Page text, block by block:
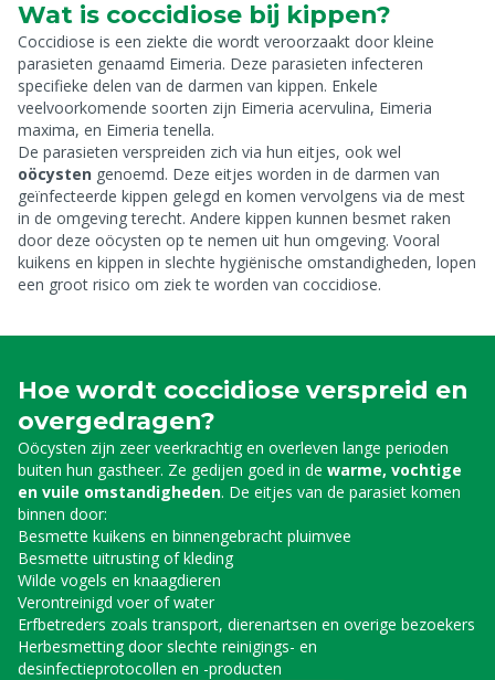
Wat is coccidiose bij kippen?
Coccidiose is een ziekte die wordt veroorzaakt door kleine
parasieten genaamd Eimeria. Deze parasieten infecteren
specifieke delen van de darmen van kippen. Enkele
veelvoorkomende soorten zijn Eimeria acervulina, Eimeria
maxima, en Eimeria tenella.
De parasieten verspreiden zich via hun eitjes, ook wel
oöcysten genoemd. Deze eitjes worden in de darmen van
geïnfecteerde kippen gelegd en komen vervolgens via de mest
in de omgeving terecht. Andere kippen kunnen besmet raken
door deze oöcysten op te nemen uit hun omgeving. Vooral
kuikens en kippen in slechte hygiënische omstandigheden, lopen
een groot risico om ziek te worden van coccidiose.
Hoe wordt coccidiose verspreid en
overgedragen?
Oöcysten zijn zeer veerkrachtig en overleven lange perioden
buiten hun gastheer. Ze gedijen goed in de warme, vochtige
en vuile omstandigheden. De eitjes van de parasiet komen
binnen door:
Besmette kuikens en binnengebracht pluimvee
Besmette uitrusting of kleding
Wilde vogels en knaagdieren
Verontreinigd voer of water
Erfbetreders zoals transport, dierenartsen en overige bezoekers
Herbesmetting door slechte reinigings- en
desinfectieprotocollen en -producten